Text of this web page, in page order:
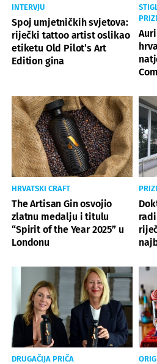
INTERVJU
Spoj umjetničkih svjetova:
riječki tattoo artist oslikao
etiketu Old Pilot’s Art
Edition gina
HRVATSKI CRAFT
The Artisan Gin osvojio
zlatnu medalju i titulu
“Spirit of the Year 2025” u
Londonu
DRUGAČIJA PRIČA